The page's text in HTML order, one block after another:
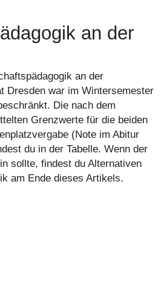
an der
an der
Dresden war im Wintersemester
Die nach dem
Grenzwerte für die beiden
(Note im Abitur
du in der Tabelle. Wenn der
sollte, findest du Alternativen
am Ende dieses Artikels.